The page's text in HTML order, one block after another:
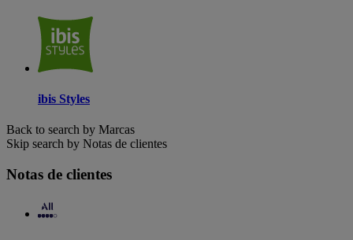
ibis Styles
Back to search by Marcas
Skip search by Notas de clientes
Notas de clientes